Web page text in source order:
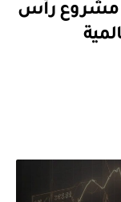
39: تدشين مشروع رأس